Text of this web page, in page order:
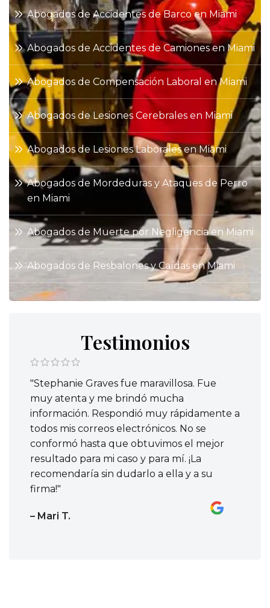
Abogados de Accidentes de Barco en Miami
Abogados de Accidentes de Camiones en Miami
Abogados de Compensación Laboral en Miami
Abogados de Lesiones Cerebrales en Miami
Abogados de Lesiones Laborales en Miami
Abogados de Mordeduras y Ataques de Perro
en Miami
Abogados de Muerte por Negligencia en Miami
Abogados de Resbalones y Caídas en Miami
Testimonios
"Stephanie Graves fue maravillosa. Fue
muy atenta y me brindó mucha
información. Respondió muy rápidamente a
todos mis correos electrónicos. No se
conformó hasta que obtuvimos el mejor
resultado para mi caso y para mí. ¡La
recomendaría sin dudarlo a ella y a su
firma!"
– Mari T.